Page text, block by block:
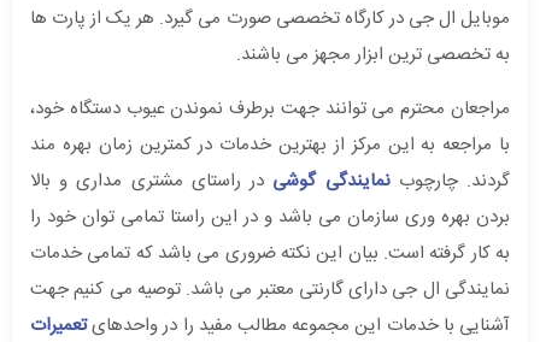
موبایل ال جی در کارگاه تخصصی صورت می گیرد. هر یک از پارت ها
به تخصصی ترین ابزار مجهز می باشند.
مراجعان محترم می توانند جهت برطرف نموندن عیوب دستگاه خود،
با مراجعه به این مرکز از بهترین خدمات در کمترین زمان بهره مند
گردند. چارچوبنمایندگی گوشی در راستای مشتری مداری و بالا
بردن بهره وری سازمان می باشد و در این راستا تمامی توان خود را
به کار گرفته است. بیان این نکته ضروری می باشد که تمامی خدمات
نمایندگی ال جی دارای گارنتی معتبر می باشد. توصیه می کنیم جهت
آشنایی با خدمات این مجموعه مطالب مفید را در واحدهایتعمیرات